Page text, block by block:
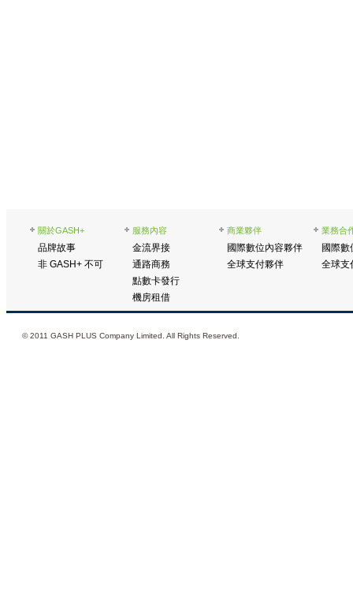
關於GASH+
品牌故事
非 GASH+ 不可
服務內容
金流界接
通路商務
點數卡發行
機房租借
商業夥伴
國際數位內容夥伴
全球支付夥伴
業務合
國際數
全球支
© 2011 GASH PLUS Company Limited. All Rights Reserved.